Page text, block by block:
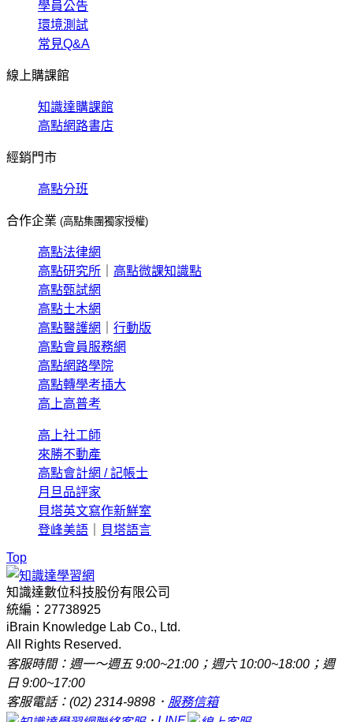
學員公告
環境測試
常見Q&A
線上購課館
知識達購課館
高點網路書店
經銷門市
高點分班
合作企業 (高點集團獨家授權)
高點法律網
高點研究所
高點微課知識點
高點甄試網
高點土木網
高點醫護網
行動版
高點會員服務網
高點網路學院
高點轉學考插大
高上高普考
高上社工師
來勝不動產
高點會計網 / 記帳士
月旦品評家
貝塔英文寫作新鮮室
登峰美語
貝塔語言
Top
知識達數位科技股份有限公司
統編：27738925
iBrain Knowledge Lab Co., Ltd.
All Rights Reserved.
客服時間：週一～週五 9:00~21:00；週六 10:00~18:00；週
日 9:00~17:00
客服電話：(02) 2314-9898． 服務信箱